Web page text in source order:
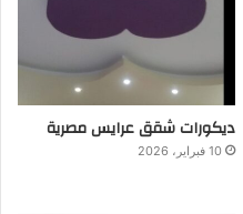
ديكورات شقق عرايس مصرية
10 فبراير، 2026